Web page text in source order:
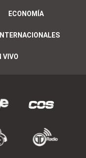
ECONOMÍA
INTERNACIONALES
VIVO